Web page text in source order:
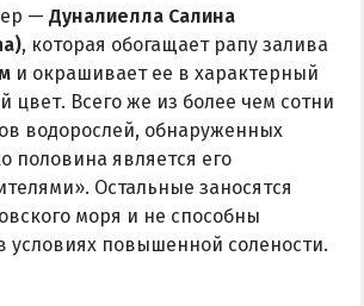
— Дуналиелла Салина
, которая обогащает рапу залива
и окрашивает ее в характерный
цвет. Всего же из более чем сотни
водорослей, обнаруженных
половина является его
Остальные заносятся
моря и не способны
условиях повышенной солености.